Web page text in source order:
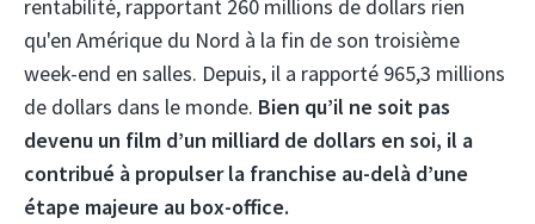
rentabilité, rapportant 260 millions de dollars rien
qu'en Amérique du Nord à la fin de son troisième
week-end en salles. Depuis, il a rapporté 965,3 millions
de dollars dans le monde. Bien qu’il ne soit pas
devenu un film d’un milliard de dollars en soi, il a
contribué à propulser la franchise au-delà d’une
étape majeure au box-office.